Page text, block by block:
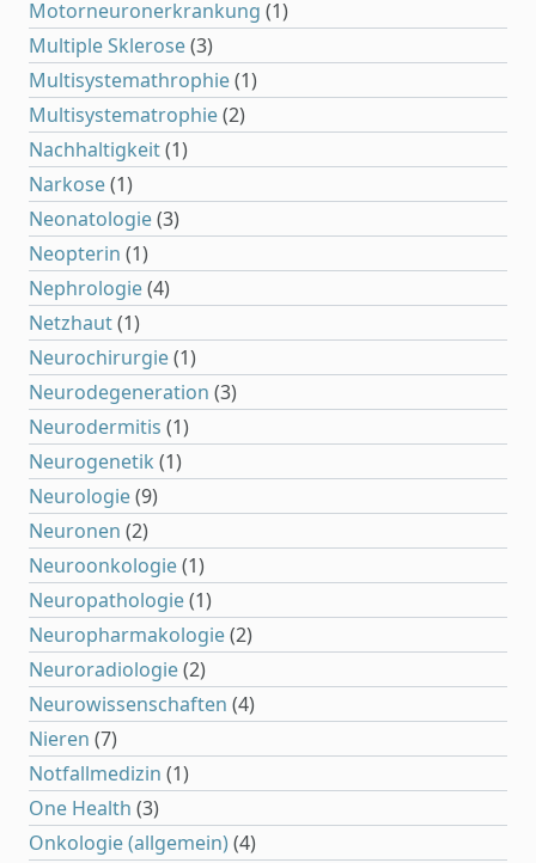
Motorneuronerkrankung (1)
Multiple Sklerose(3)
Multisystemathrophie(1)
Multisystematrophie(2)
Nachhaltigkeit(1)
Narkose(1)
Neonatologie(3)
Neopterin (1)
Nephrologie(4)
Netzhaut(1)
Neurochirurgie(1)
Neurodegeneration (3)
Neurodermitis (1)
Neurogenetik (1)
Neurologie(9)
Neuronen (2)
Neuroonkologie(1)
Neuropathologie(1)
Neuropharmakologie(2)
Neuroradiologie(2)
Neurowissenschaften (4)
Nieren (7)
Notfallmedizin (1)
One Health (3)
Onkologie (allgemein)(4)